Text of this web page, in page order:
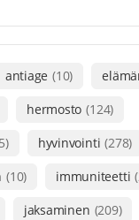
antiage (10)
hermosto (124)
hyvinvointi (278)
(10) immuniteetti
jaksaminen (209)